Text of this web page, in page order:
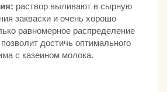
раствор выливают в сырную
закваски и очень хорошо
равномерное распределение
достичь оптимального
с казеином молока.